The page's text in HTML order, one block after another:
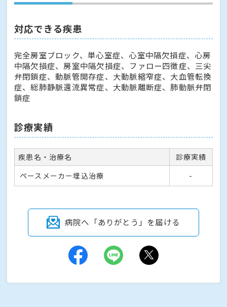
対応できる疾患
完全房室ブロック、単心室症、心室中隔欠損症、心房
中隔欠損症、房室中隔欠損症、ファロー四徴症、三尖
弁閉鎖症、動脈管開存症、大動脈縮窄症、大血管転換
症、総肺静脈還流異常症、大動脈離断症、肺動脈弁閉
鎖症
診療実績
疾患名・治療名
診療実績
ペースメーカー埋込治療
-
病院へ「ありがとう」を届ける